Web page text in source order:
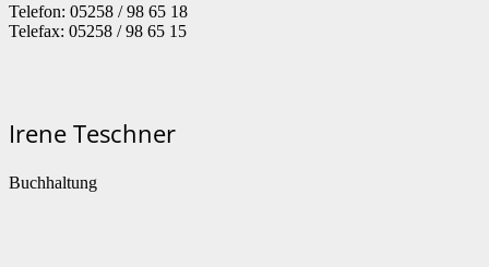
Telefon: 05258 / 98 65 18
Telefax: 05258 / 98 65 15
Irene Teschner
Buchhaltung